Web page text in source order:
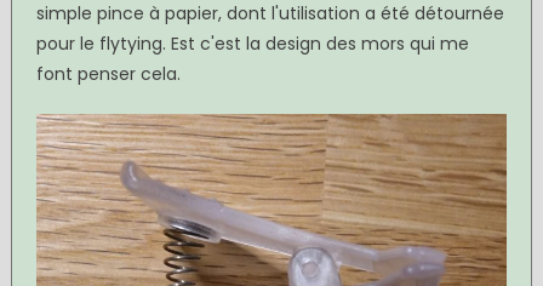
simple pince à papier, dont l'utilisation a été détournée
pour le flytying. Est c'est la design des mors qui me
font penser cela.